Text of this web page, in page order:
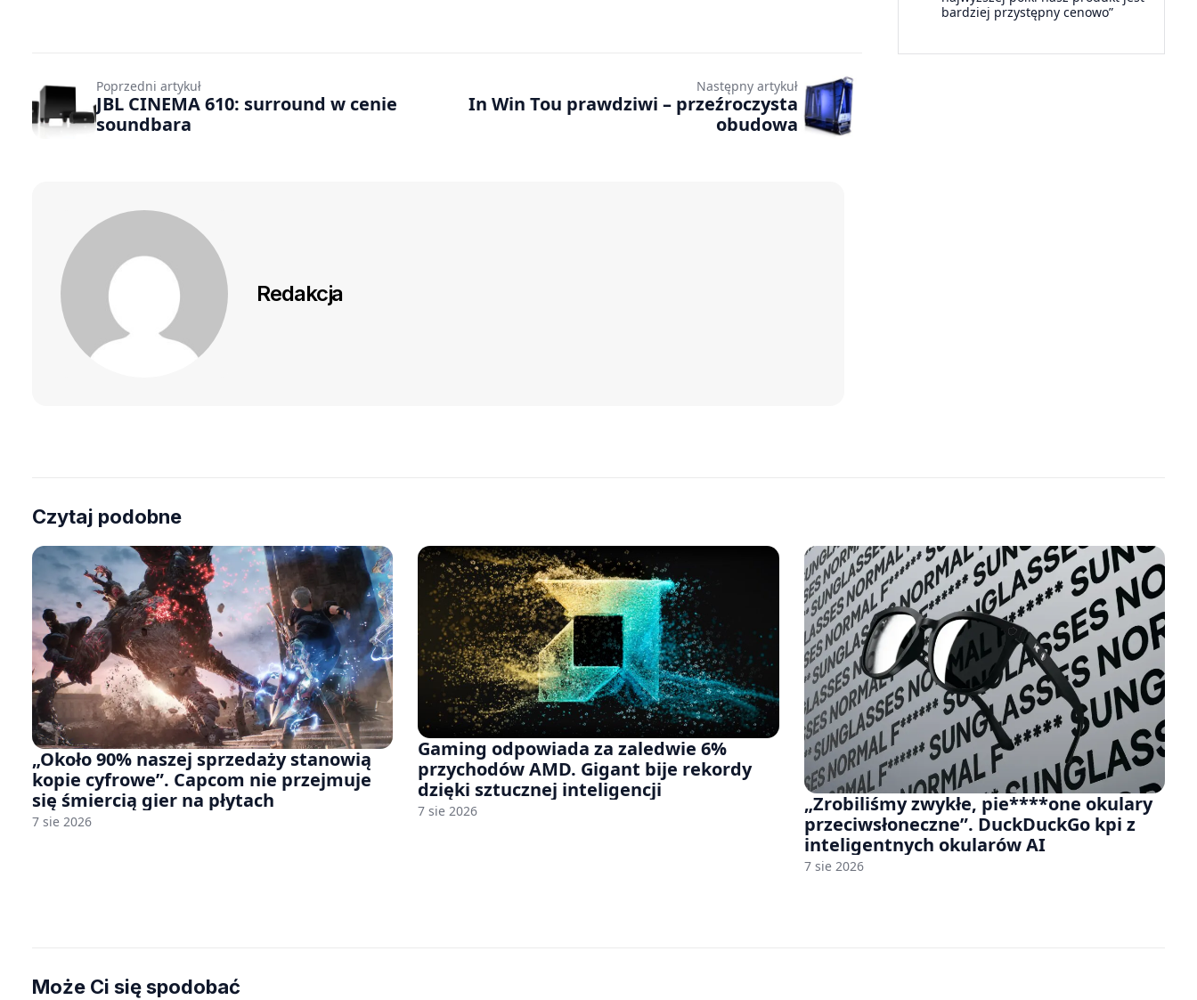
bardziej przystępny cenowo”
Poprzedni artykuł
JBL CINEMA 610: surround w cenie
soundbara
Następny artykuł
In Win Tou prawdziwi – przeźroczysta
obudowa
Redakcja
Czytaj podobne
„Około 90% naszej sprzedaży stanowią
kopie cyfrowe”. Capcom nie przejmuje
się śmiercią gier na płytach
7 sie 2026
Gaming odpowiada za zaledwie 6%
przychodów AMD. Gigant bije rekordy
dzięki sztucznej inteligencji
7 sie 2026
„Zrobiliśmy zwykłe, pie****one okulary
przeciwsłoneczne”. DuckDuckGo kpi z
inteligentnych okularów AI
7 sie 2026
Może Ci się spodobać